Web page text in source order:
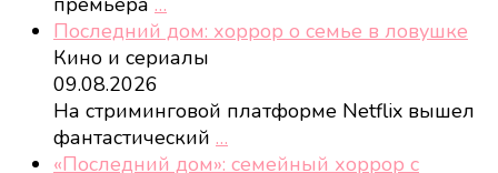
Последний дом: хоррор о семье в ловушке
Кино и сериалы
09.08.2026
На стриминговой платформе Netflix вышел
фантастический …
«Последний дом»: семейный хоррор с